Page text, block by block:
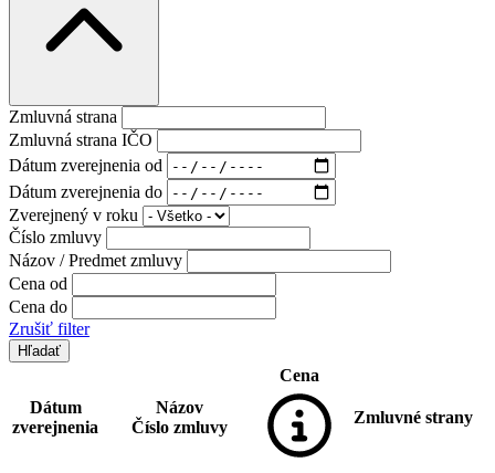
Zmluvná strana
Zmluvná strana IČO
Dátum zverejnenia od
Dátum zverejnenia do
Zverejnený v roku
Číslo zmluvy
Názov / Predmet zmluvy
Cena od
Cena do
Zrušiť filter
Dátum
zverejnenia
Názov
Číslo zmluvy
Cena
Zmluvné strany